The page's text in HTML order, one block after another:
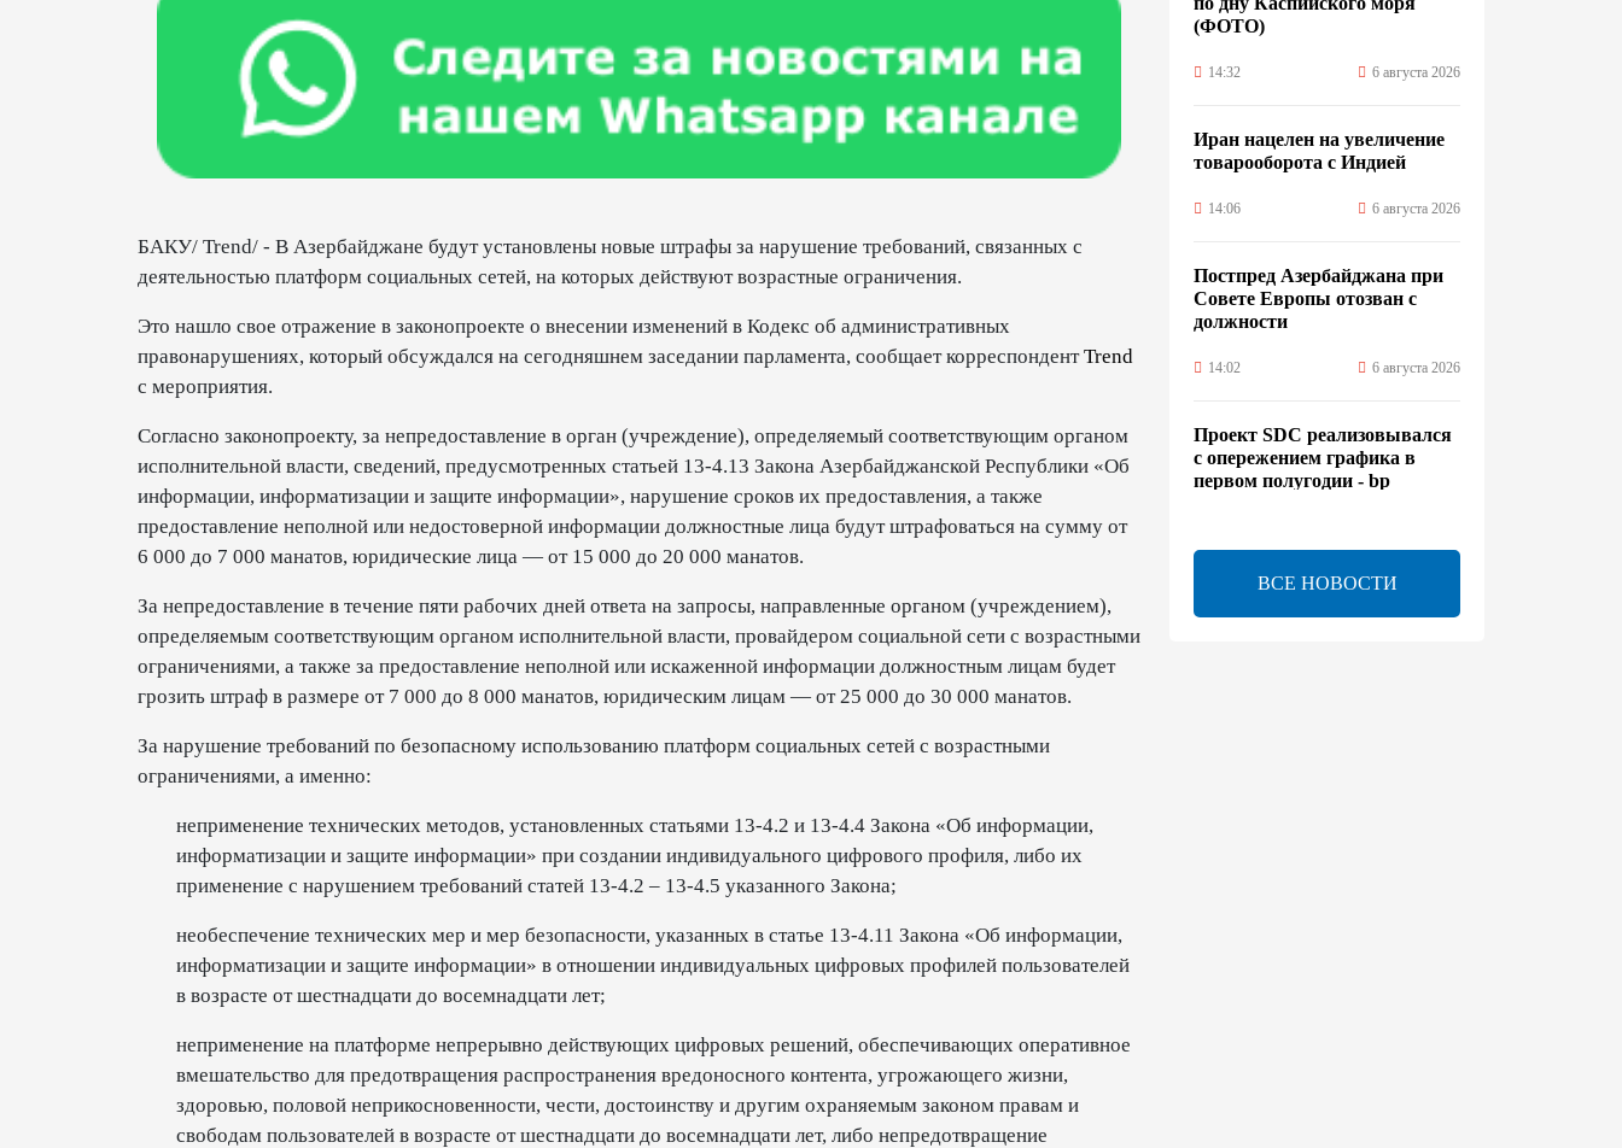
БАКУ/ Trend/ - В Азербайджане будут установлены новые штрафы за нарушение требований, связанных с
деятельностью платформ социальных сетей, на которых действуют возрастные ограничения.
Это нашло свое отражение в законопроекте о внесении изменений в Кодекс об административных
правонарушениях, который обсуждался на сегодняшнем заседании парламента, сообщает корреспондентTrend
с мероприятия.
Согласно законопроекту, за непредоставление в орган (учреждение), определяемый соответствующим органом
исполнительной власти, сведений, предусмотренных статьей 13-4.13 Закона Азербайджанской Республики «Об
информации, информатизации и защите информации», нарушение сроков их предоставления, а также
предоставление неполной или недостоверной информации должностные лица будут штрафоваться на сумму от
6 000 до 7 000 манатов, юридические лица — от 15 000 до 20 000 манатов.
За непредоставление в течение пяти рабочих дней ответа на запросы, направленные органом (учреждением),
определяемым соответствующим органом исполнительной власти, провайдером социальной сети с возрастными
ограничениями, а также за предоставление неполной или искаженной информации должностным лицам будет
грозить штраф в размере от 7 000 до 8 000 манатов, юридическим лицам — от 25 000 до 30 000 манатов.
За нарушение требований по безопасному использованию платформ социальных сетей с возрастными
ограничениями, а именно:
неприменение технических методов, установленных статьями 13-4.2 и 13-4.4 Закона «Об информации,
информатизации и защите информации» при создании индивидуального цифрового профиля, либо их
применение с нарушением требований статей 13-4.2 – 13-4.5 указанного Закона;
необеспечение технических мер и мер безопасности, указанных в статье 13-4.11 Закона «Об информации,
информатизации и защите информации» в отношении индивидуальных цифровых профилей пользователей
в возрасте от шестнадцати до восемнадцати лет;
неприменение на платформе непрерывно действующих цифровых решений, обеспечивающих оперативное
вмешательство для предотвращения распространения вредоносного контента, угрожающего жизни,
здоровью, половой неприкосновенности, чести, достоинству и другим охраняемым законом правам и
свободам пользователей в возрасте от шестнадцати до восемнадцати лет, либо непредотвращение
(ФОТО)
14:32 6 августа 2026
Иран нацелен на увеличение
товарооборота с Индией
14:06 6 августа 2026
Постпред Азербайджана при
Совете Европы отозван с
должности
14:02 6 августа 2026
Проект SDC реализовывался
с опережением графика в
первом полугодии - bp
Расширены полномочия
холдинга AZCON - Указ
ВСЕ НОВОСТИ